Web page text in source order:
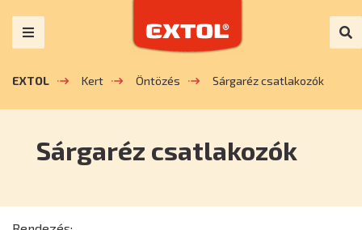
EXTOL Kert Öntözés Sárgaréz csatlakozók
Sárgaréz csatlakozók